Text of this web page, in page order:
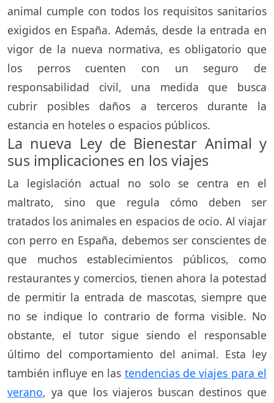
animal cumple con todos los requisitos sanitarios
exigidos en España. Además, desde la entrada en
vigor de la nueva normativa, es obligatorio que
los perros cuenten con un seguro de
responsabilidad civil, una medida que busca
cubrir posibles daños a terceros durante la
estancia en hoteles o espacios públicos.
La nueva Ley de Bienestar Animal y
sus implicaciones en los viajes
La legislación actual no solo se centra en el
maltrato, sino que regula cómo deben ser
tratados los animales en espacios de ocio. Al viajar
con perro en España, debemos ser conscientes de
que muchos establecimientos públicos, como
restaurantes y comercios, tienen ahora la potestad
de permitir la entrada de mascotas, siempre que
no se indique lo contrario de forma visible. No
obstante, el tutor sigue siendo el responsable
último del comportamiento del animal. Esta ley
también influye en las tendencias de viajes para el
verano, ya que los viajeros buscan destinos que